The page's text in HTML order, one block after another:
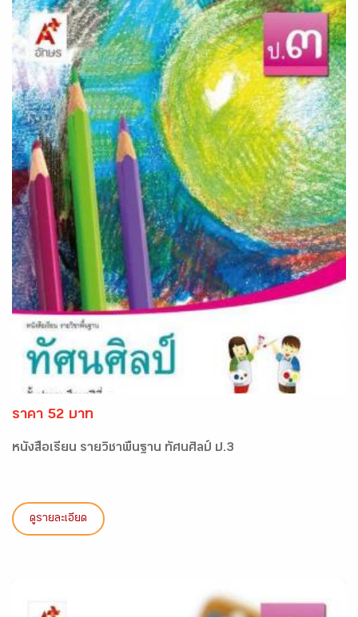
ราคา 52 บาท
หนังสือเรียน รายวิชาพื้นฐาน ทัศนศิลป์ ป.3
ดูรายละเอียด